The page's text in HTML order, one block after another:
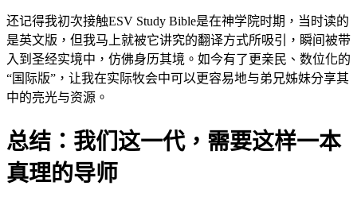
还记得我初次接触ESV Study Bible是在神学院时期，当时读的
是英文版，但我马上就被它讲究的翻译方式所吸引，瞬间被带
入到圣经实境中，仿佛身历其境。如今有了更亲民、数位化的
“国际版”，让我在实际牧会中可以更容易地与弟兄姊妹分享其
中的亮光与资源。
总结：我们这一代，需要这样一本
真理的导师